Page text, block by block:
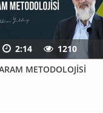
METODOLOJİSİ
2:14 1210